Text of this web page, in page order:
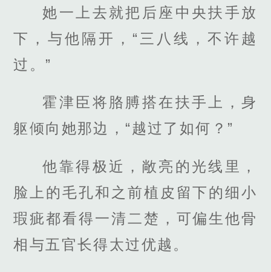
她一上去就把后座中央扶手放
下，与他隔开，“三八线，不许越
过。”
霍津臣将胳膊搭在扶手上，身
躯倾向她那边，“越过了如何？”
他靠得极近，敞亮的光线里，
脸上的毛孔和之前植皮留下的细小
瑕疵都看得一清二楚，可偏生他骨
相与五官长得太过优越。